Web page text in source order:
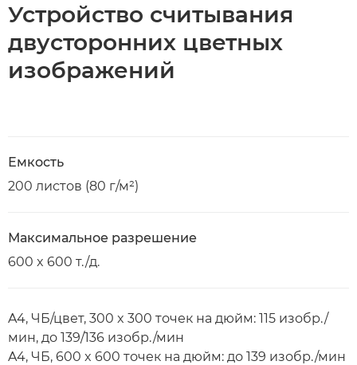
Устройство считывания
двусторонних цветных
изображений
Емкость
200 листов (80 г/м²)
Максимальное разрешение
600 x 600 т./д.
A4, ЧБ/цвет, 300 x 300 точек на дюйм: 115 изобр./
мин, до 139/136 изобр./мин
A4, ЧБ, 600 x 600 точек на дюйм: до 139 изобр./мин